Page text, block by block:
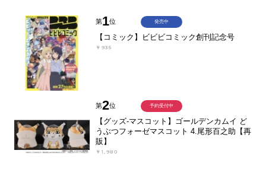
第1位
【コミック】ビビビコミック創刊記念号
￥935
発売中
第2位
【グッズ-マスコット】ゴールデンカムイ ど
うぶつフォーゼマスコット 4.尾形百之助【再
販】
￥1,980
予約受付中